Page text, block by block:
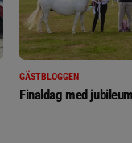
GÄSTBLOGGEN
Finaldag med